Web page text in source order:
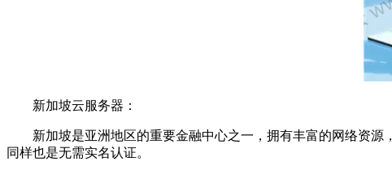
新加坡云服务器：
新加坡是亚洲地区的重要金融中心之一，拥有丰富的网络资源，
同样也是无需实名认证。